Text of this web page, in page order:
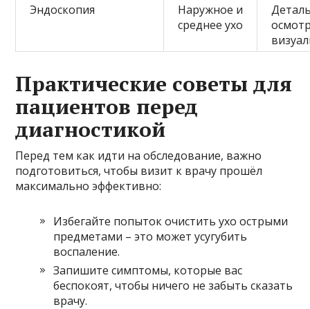
Эндоскопия
Наружное и
среднее ухо
Практические советы для
пациентов перед
диагностикой
Перед тем как идти на обследование, важно
подготовиться, чтобы визит к врачу прошёл
максимально эффективно:
Избегайте попыток очистить ухо острыми
предметами – это может усугубить
воспаление.
Запишите симптомы, которые вас
беспокоят, чтобы ничего не забыть сказать
врачу.